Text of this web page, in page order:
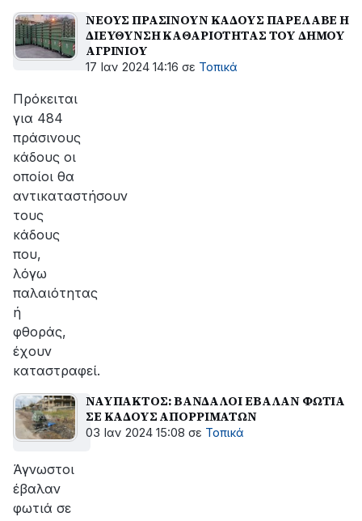
ΝΕΟΥΣ ΠΡΑΣΙΝΟΥΝ ΚΑΔΟΥΣ ΠΑΡΕΛΑΒΕ Η
ΔΙΕΥΘΥΝΣΗ ΚΑΘΑΡΙΟΤΗΤΑΣ ΤΟΥ ΔΗΜΟΥ
ΑΓΡΙΝΙΟΥ
17 Ιαν 2024 14:16 σε Τοπικά
Πρόκειται
για 484
πράσινους
κάδους οι
οποίοι θα
αντικαταστήσουν
τους
κάδους
που,
λόγω
παλαιότητας
ή
φθοράς,
έχουν
καταστραφεί.
ΝΑΥΠΑΚΤΟΣ: ΒΑΝΔΑΛΟΙ ΕΒΑΛΑΝ ΦΩΤΙΑ
ΣΕ ΚΑΔΟΥΣ ΑΠΟΡΡΙΜΑΤΩΝ
03 Ιαν 2024 15:08 σε Τοπικά
Άγνωστοι
έβαλαν
φωτιά σε